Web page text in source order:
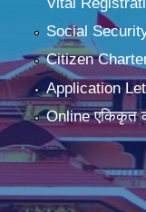
Social
Citizen
Application
Online एकिकृत